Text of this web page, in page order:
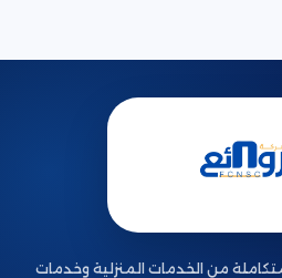
من الخدمات المنزلية وخدمات